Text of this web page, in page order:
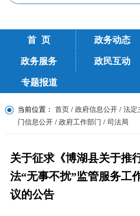
首 页 政务动态
政务服务 政民互动
专题报道
当前位置： 首页 / 政府信息公开 / 法定
门信息公开 / 政府工作部门 / 司法局
关于征求《博湖县关于推
法“无事不扰”监管服务工
议的公告